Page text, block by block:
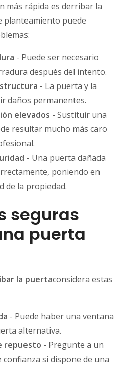
más rápida es derribar la
planteamiento puede
- Puede ser necesario
después del intento.
- La puerta y la
daños permanentes.
elevados - Sustituir una
resultar mucho más caro
- Una puerta dañada
poniendo en
de la propiedad.
seguras
puerta
la puertaconsidera estas
- Puede haber una ventana
alternativa.
repuesto - Pregunte a un
si dispone de una